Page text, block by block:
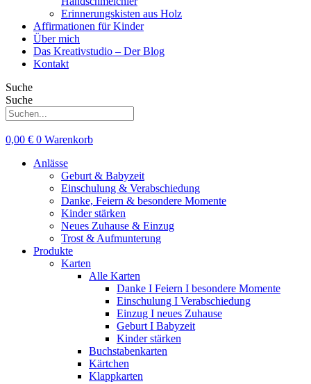
Erinnerungskisten aus Holz
Affirmationen für Kinder
Über mich
Das Kreativstudio – Der Blog
Kontakt
Suche
Suche
0,00 € 0 Warenkorb
Anlässe
Geburt & Babyzeit
Einschulung & Verabschiedung
Danke, Feiern & besondere Momente
Kinder stärken
Neues Zuhause & Einzug
Trost & Aufmunterung
Produkte
Karten
Alle Karten
Danke I Feiern I besondere Momente
Einschulung I Verabschiedung
Einzug I neues Zuhause
Geburt I Babyzeit
Kinder stärken
Buchstabenkarten
Kärtchen
Klappkarten